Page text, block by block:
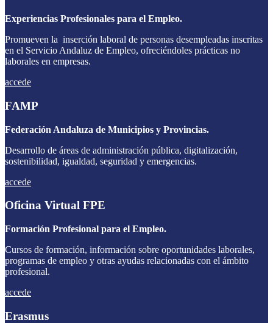
Experiencias Profesionales para el Empleo.
Promueven la inserción laboral de personas desempleadas inscritas
en el Servicio Andaluz de Empleo, ofreciéndoles prácticas no
laborales en empresas.
accede
FAMP
Federación Andaluza de Municipios y Provincias.
Desarrollo de áreas de administración pública, digitalización,
sostenibilidad, igualdad, seguridad y emergencias.
accede
Oficina Virtual FPE
Formación Profesional para el Empleo.
Cursos de formación, información sobre oportunidades laborales,
programas de empleo y otras ayudas relacionadas con el ámbito
profesional.
accede
Erasmus